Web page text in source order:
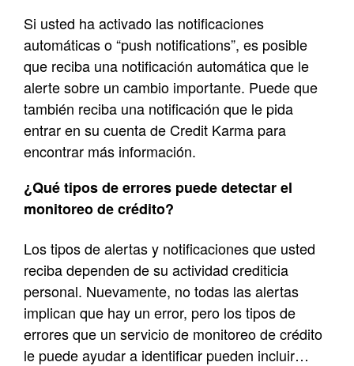
Si usted ha activado las notificaciones
automáticas o “push notifications”, es posible
que reciba una notificación automática que le
alerte sobre un cambio importante. Puede que
también reciba una notificación que le pida
entrar en su cuenta de Credit Karma para
encontrar más información.
¿Qué tipos de errores puede detectar el
monitoreo de crédito?
Los tipos de alertas y notificaciones que usted
reciba dependen de su actividad crediticia
personal. Nuevamente, no todas las alertas
implican que hay un error, pero los tipos de
errores que un servicio de monitoreo de crédito
le puede ayudar a identificar pueden incluir…